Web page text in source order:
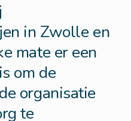
in Zwolle en
mate er een
om de
organisatie
te